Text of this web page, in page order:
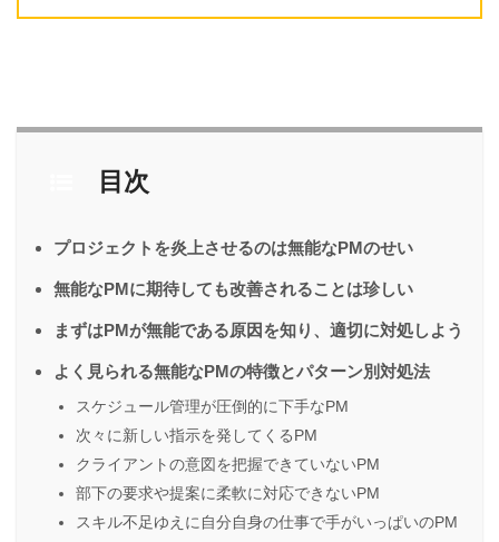
目次
プロジェクトを炎上させるのは無能なPMのせい
無能なPMに期待しても改善されることは珍しい
まずはPMが無能である原因を知り、適切に対処しよう
よく見られる無能なPMの特徴とパターン別対処法
スケジュール管理が圧倒的に下手なPM
次々に新しい指示を発してくるPM
クライアントの意図を把握できていないPM
部下の要求や提案に柔軟に対応できないPM
スキル不足ゆえに自分自身の仕事で手がいっぱいのPM